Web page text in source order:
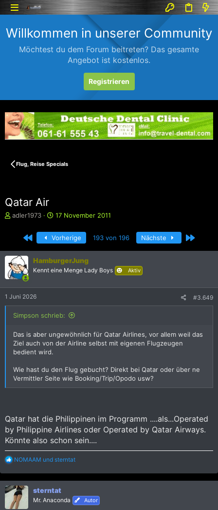
Willkommen in unserer Community
Möchtest du dem Forum beitreten? Das gesamte
Angebot ist kostenlos.
Registrieren
Flug, Reise Specials
Qatar Air
E
e
l
l
e
adler1973
E
s
t
e
l
l
17 November 2011
Erste Vorherige 193 von 196 Nächste Letzte
HamburgerJung
Kennt eine Menge Lady Boys Aktiv
1 Juni 2026 #3.649
Simpson schrieb:
Das is aber ungewöhnlich für Qatar Airlines, vor allem weil das
Ziel auch von der Airline selbst mit eigenen Flugzeugen
bedient wird.
Wie hast du den Flug gebucht? Direkt bei Qatar oder über ne
Vermittler Seite wie Booking/Trip/Opodo usw?
Qatar hat die Philippinen im Programm ....als...Operated
by Philippine Airlines oder Operated by Qatar Airways.
Könnte also schon sein....
R
a
k
t
i
o
NOMAAM und sterntat
sterntat
Mr. Anaconda Autor